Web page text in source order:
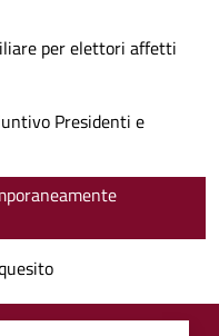
per elettori affetti
Presidenti e